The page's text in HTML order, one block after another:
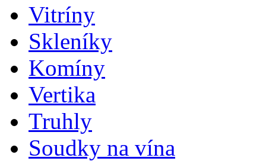
Vitríny
Skleníky
Komíny
Vertika
Truhly
Soudky na vína